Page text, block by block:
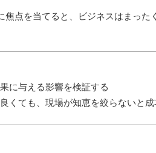
焦点を当てると、ビジネスはまった
に与える影響を検証する
くても、現場が知恵を絞らないと